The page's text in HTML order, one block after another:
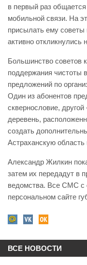
в первый раз
мобильной связи. На
присылать ему
активно откликнулись
Большинство советов
поддержания чистоты
предложений по
Один из абонентов
сквернословие, другой
деревень,
создать
Астраханскую область
Александр Жилкин
затем их передадут в
ведомства. Все СМС с
персональном сайте
ВСЕ НОВОСТИ